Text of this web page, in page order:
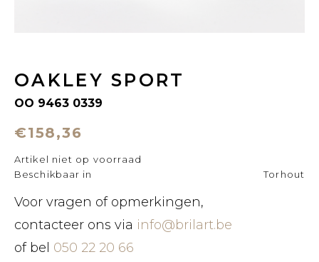
OAKLEY SPORT
OO 9463 0339
€158,36
Artikel niet op voorraad
Beschikbaar in
Torhout
Voor vragen of opmerkingen,
contacteer ons via info@brilart.be
of bel 050 22 20 66